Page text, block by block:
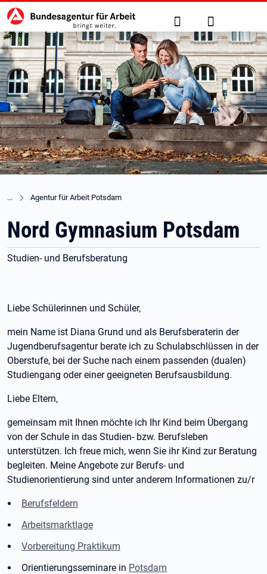
zu den Hauptinhalten springen
Hauptnavigation Suche Anmelden
Agentur für Arbeit Potsdam
Nord Gymnasium Potsdam
Studien- und Berufsberatung
Liebe Schülerinnen und Schüler,
mein Name ist Diana Grund und als Berufsberaterin der
Jugendberufsagentur berate ich zu Schulabschlüssen in der
Oberstufe, bei der Suche nach einem passenden (dualen)
Studiengang oder einer geeigneten Berufsausbildung.
Liebe Eltern,
gemeinsam mit Ihnen möchte ich Ihr Kind beim Übergang
von der Schule in das Studien- bzw. Berufsleben
unterstützen. Ich freue mich, wenn Sie ihr Kind zur Beratung
begleiten. Meine Angebote zur Berufs- und
Studienorientierung sind unter anderem Informationen zu/r
Berufsfeldern
Arbeitsmarktlage
Vorbereitung Praktikum
Orientierungsseminare in Potsdam